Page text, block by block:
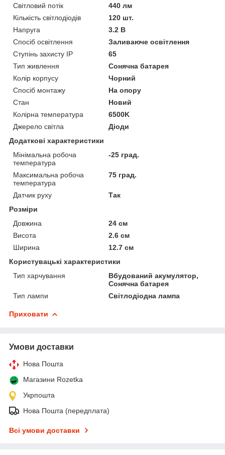
Світловий потік
440 лм
Кількість світлодіодів
120 шт.
Напруга
3.2 В
Спосіб освітлення
Заливаюче освітлення
Ступінь захисту IP
65
Тип живлення
Сонячна батарея
Колір корпусу
Чорний
Спосіб монтажу
На опору
Стан
Новий
Колірна температура
6500K
Джерело світла
Діоди
Додаткові характеристики
Мінімальна робоча
температура
-25 град.
Максимальна робоча
температура
75 град.
Датчик руху
Так
Розміри
Довжина
24 см
Висота
2.6 см
Ширина
12.7 см
Користувацькі характеристики
Тип харчування
Вбудований акумулятор,
Сонячна батарея
Тип лампи
Світлодіодна лампа
Приховати
Умови доставки
Нова Пошта
Магазини Rozetka
Укрпошта
Нова Пошта (передплата)
Всі умови доставки